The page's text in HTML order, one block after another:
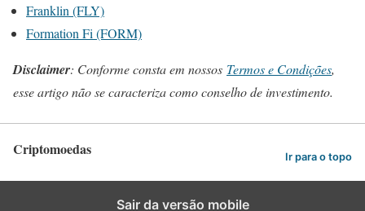
Franklin (FLY)
Formation Fi (FORM)
Disclaimer: Conforme consta em nossos Termos e Condições,
esse artigo não se caracteriza como conselho de investimento.
Criptomoedas Ir para o topo
Sair da versão mobile